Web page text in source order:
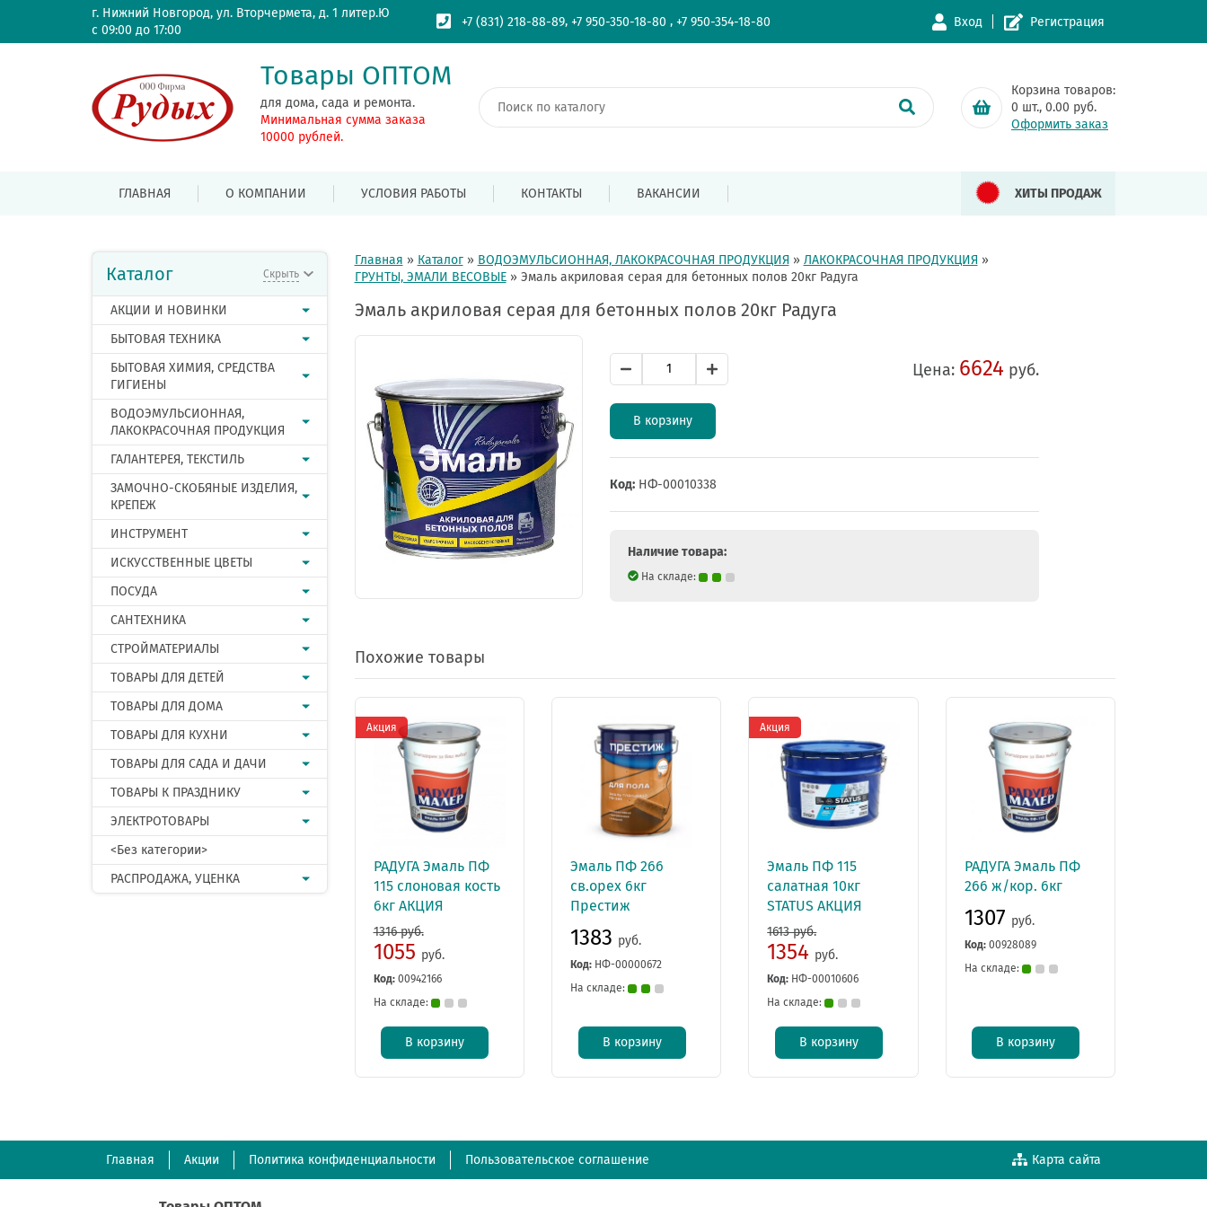
г. Нижний Новгород, ул. Вторчермета, д. 1 литер.Ю
с 09:00 до 17:00
+7 (831) 218-88-89,+7 950-350-18-80 ,+7 950-354-18-80 Вход Регистрация
Товары ОПТОМ
для дома, сада и ремонта.
Минимальная сумма заказа
10000 рублей.
Корзина товаров:
0 шт., 0.00 руб.
Оформить заказ
ГЛАВНАЯ О КОМПАНИИ УСЛОВИЯ РАБОТЫ КОНТАКТЫ ВАКАНСИИ ХИТЫ ПРОДАЖ
Каталог Скрыть
АКЦИИ И НОВИНКИ
БЫТОВАЯ ТЕХНИКА
БЫТОВАЯ ХИМИЯ, СРЕДСТВА
ГИГИЕНЫ
ВОДОЭМУЛЬСИОННАЯ,
ЛАКОКРАСОЧНАЯ ПРОДУКЦИЯ
ГАЛАНТЕРЕЯ, ТЕКСТИЛЬ
ЗАМОЧНО-СКОБЯНЫЕ ИЗДЕЛИЯ,
КРЕПЕЖ
ИНСТРУМЕНТ
ИСКУССТВЕННЫЕ ЦВЕТЫ
ПОСУДА
САНТЕХНИКА
СТРОЙМАТЕРИАЛЫ
ТОВАРЫ ДЛЯ ДЕТЕЙ
ТОВАРЫ ДЛЯ ДОМА
ТОВАРЫ ДЛЯ КУХНИ
ТОВАРЫ ДЛЯ САДА И ДАЧИ
ТОВАРЫ К ПРАЗДНИКУ
ЭЛЕКТРОТОВАРЫ
<Без категории>
РАСПРОДАЖА, УЦЕНКА
Главная » Каталог» ВОДОЭМУЛЬСИОННАЯ, ЛАКОКРАСОЧНАЯ ПРОДУКЦИЯ » ЛАКОКРАСОЧНАЯ ПРОДУКЦИЯ »
ГРУНТЫ, ЭМАЛИ ВЕСОВЫЕ» Эмаль акриловая серая для бетонных полов 20кг Радуга
Эмаль акриловая серая для бетонных полов 20кг Радуга
Цена: 6624 руб.
В корзину
Код:НФ-00010338
Наличие товара:
На складе:
Похожие товары
РАДУГА Эмаль ПФ
115 слоновая кость
6кг АКЦИЯ
1316 руб.
1055 руб.
Код: 00942166
На складе:
В корзину
Акция
Эмаль ПФ 266
св.орех 6кг
Престиж
1383 руб.
Код: НФ-00000672
На складе:
В корзину
Эмаль ПФ 115
салатная 10кг
STATUS АКЦИЯ
1613 руб.
1354 руб.
Код: НФ-00010606
На складе:
В корзину
Акция
РАДУГА Эмаль ПФ
266 ж/кор. 6кг
1307 руб.
Код: 00928089
На складе:
В корзину
Главная Акции Политика конфиденциальности Пользовательское соглашение Карта сайта